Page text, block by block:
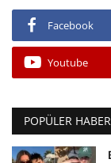
Facebook
Youtube
POPÜLER